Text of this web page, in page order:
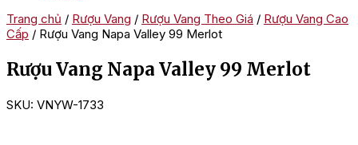
Trang chủ / Rượu Vang / Rượu Vang Theo Giá / Rượu Vang Cao
Cấp / Rượu Vang Napa Valley 99 Merlot
Rượu Vang Napa Valley 99 Merlot
SKU: VNYW-1733